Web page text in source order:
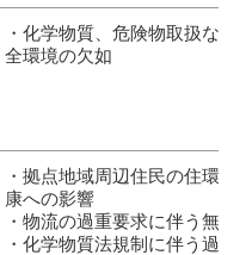
・化学物質、危険物取扱など
全環境の欠如
・拠点地域周辺住民の住環境
康への影響
・物流の過重要求に伴う無配
・化学物質法規制に伴う過重